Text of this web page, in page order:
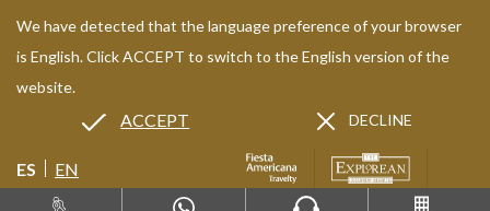
ES EN
We have detected that the language preference of your browser
is English. Click ACCEPT to switch to the English version of the
website.
ACCEPT DECLINE